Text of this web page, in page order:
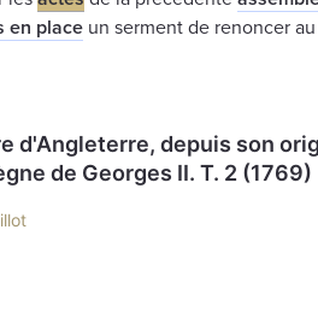
en place un serment de renoncer
d'Angleterre, depuis son
de Georges II. T. 2 (1769)